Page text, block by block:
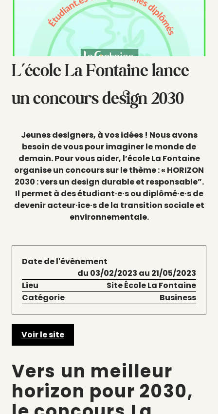
L’école La Fontaine lance
un concours design 2030
Jeunes designers, à vos idées ! Nous avons
besoin de vous pour imaginer le monde de
demain. Pour vous aider, l’école La Fontaine
organise un concours sur le thème : « HORIZON
2030 : vers un design durable et responsable”.
Il permet à des étudiant·e·s ou diplômé·e·s de
devenir acteur·ice·s de la transition sociale et
environnementale.
Date de l'évènement
du 03/02/2023 au 21/05/2023
Lieu
Site École La Fontaine
Catégorie
Business
Voir le site
Vers un meilleur
horizon pour 2030,